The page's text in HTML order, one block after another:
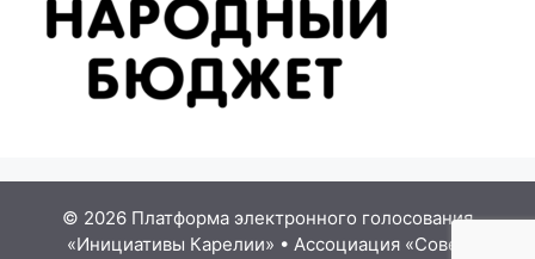
© 2026 Платформа электронного голосования
«Инициативы Карелии» • Ассоциация «Совет